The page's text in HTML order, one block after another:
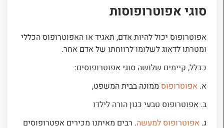
סוגי אפוטרופוסות
אפוטרופוס יכול להיות אדם, תאגיד או האפוטרופוס הכללי
ומטרתו לדאוג לשלומו לרווחתו של אדם אחר.
ככלל, קיימים שלושה סוגי אפוטרופוסים:
א. אפוטרופוס ממונה בבית המשפט,
ב. אפוטרופוס טבעי כגון הורה לילדו
ג. אפוטרופוס למעשה. רבים מאיתנו מכירים אפטרופוסים